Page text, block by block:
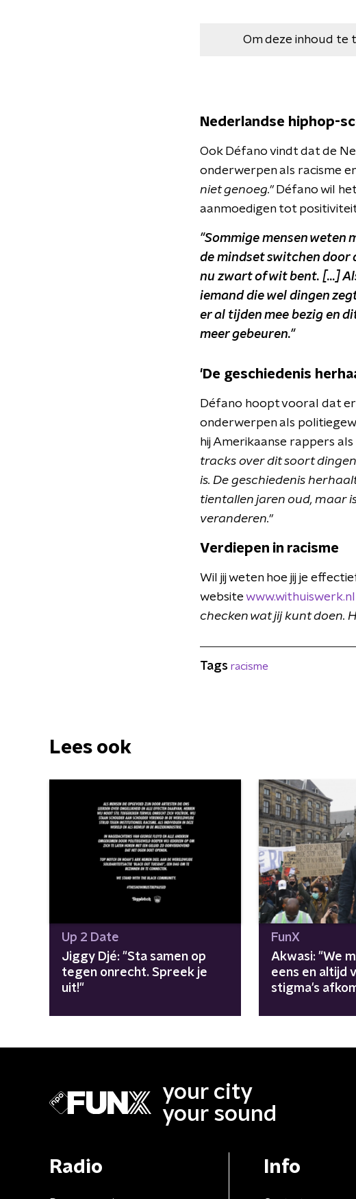
Om deze inhoud te
Nederlandse hiphop-
Ook Défano vindt dat de
onderwerpen als racisme
niet genoeg."Défano wil
aanmoedigen tot
"Sommige mensen weten
de mindset switchen door
nu zwart of wit bent. [...]
iemand die wel dingen
er al tijden mee bezig en
meer gebeuren."
'De geschiedenis
Défano hoopt vooral dat
onderwerpen als
hij Amerikaanse rappers
tracks over dit soort
is. De geschiedenis
tientallen jaren oud, maar
veranderen."
Verdiepen in racisme
Wil jij weten hoe jij je
websitewww.withuiswerk.nl
checken wat jij kunt doen.
Tags racisme
Lees ook
Up 2 Date
Jiggy Djé: "Sta samen op
tegen onrecht. Spreek je
uit!"
FunX
Akwasi: "We
eens en altijd
stigma's
your city
your sound
Radio Info